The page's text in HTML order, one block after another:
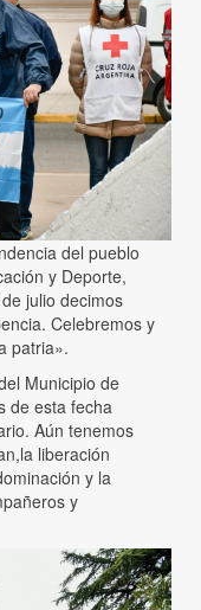
del pueblo
y Deporte,
julio decimos
Celebremos y
patria».
Municipio de
de esta fecha
Aún tenemos
liberación
y la
y